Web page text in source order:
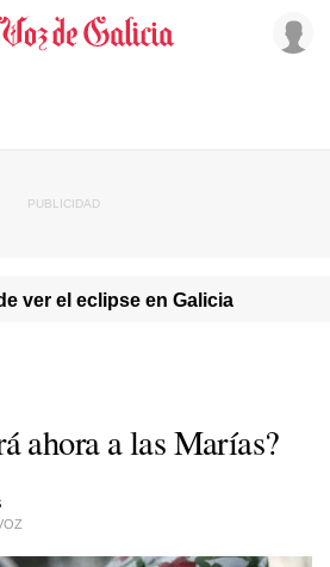
ver el eclipse en Galicia
ahora a las Marías?